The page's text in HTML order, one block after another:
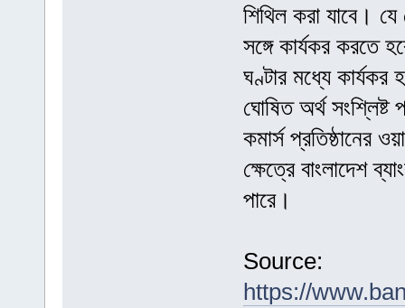
শিথিল করা যাবে।
সঙ্গে কার্যকর করতে
ঘণ্টার মধ্যে
ঘোষিত অর্থ
কমার্স প্রতিষ্ঠানের
ক্ষেত্রে বাংলাদেশ
পারে।
Source:
https://